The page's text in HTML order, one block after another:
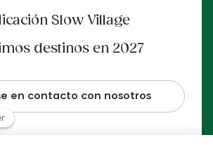
Slow Village
destinos en 2027
en contacto con nosotros